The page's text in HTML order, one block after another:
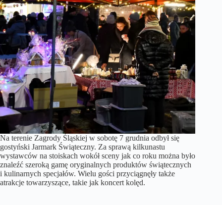
Na terenie Zagrody Śląskiej w sobotę 7 grudnia odbył się
gostyński Jarmark Świąteczny. Za sprawą kilkunastu
wystawców na stoiskach wokół sceny jak co roku można było
znaleźć szeroką gamę oryginalnych produktów świątecznych
i kulinarnych specjałów. Wielu gości przyciągnęły także
atrakcje towarzyszące, takie jak koncert kolęd.